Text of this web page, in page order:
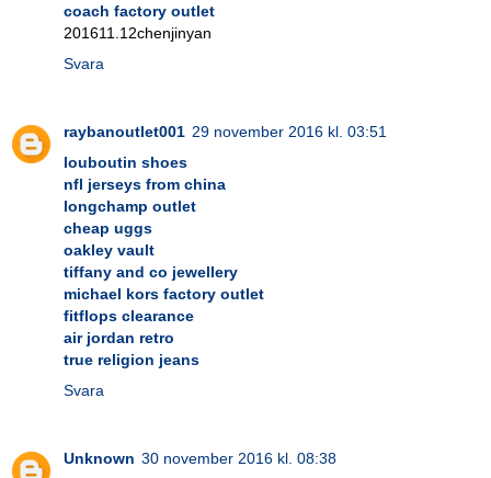
coach factory outlet
201611.12chenjinyan
Svara
raybanoutlet001 29 november 2016 kl. 03:51
louboutin shoes
nfl jerseys from china
longchamp outlet
cheap uggs
oakley vault
tiffany and co jewellery
michael kors factory outlet
fitflops clearance
air jordan retro
true religion jeans
Svara
Unknown 30 november 2016 kl. 08:38